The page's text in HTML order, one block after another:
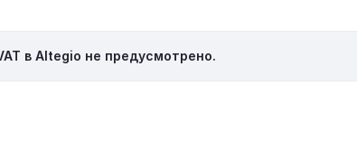
в Altegio не предусмотрено.